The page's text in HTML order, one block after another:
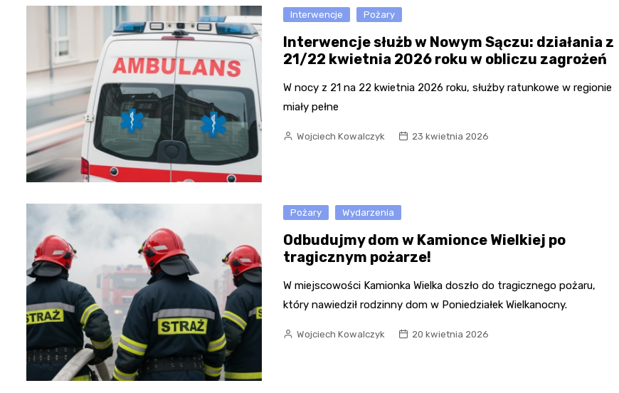
Interwencje Pożary
Interwencje służb w Nowym Sączu: działania z
21/22 kwietnia 2026 roku w obliczu zagrożeń
W nocy z 21 na 22 kwietnia 2026 roku, służby ratunkowe w regionie
miały pełne
Wojciech Kowalczyk 23 kwietnia 2026
Pożary Wydarzenia
Odbudujmy dom w Kamionce Wielkiej po
tragicznym pożarze!
W miejscowości Kamionka Wielka doszło do tragicznego pożaru,
który nawiedził rodzinny dom w Poniedziałek Wielkanocny.
Wojciech Kowalczyk 20 kwietnia 2026